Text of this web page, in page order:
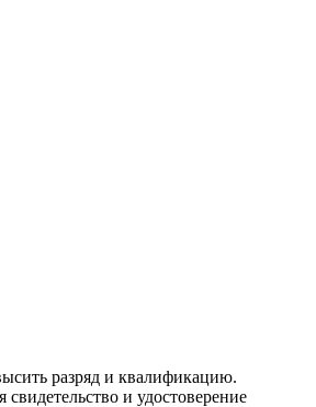
разряд и квалификацию.
и удостоверение